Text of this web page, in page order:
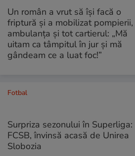
Un român a vrut să își facă o
friptură și a mobilizat pompierii,
ambulanța și tot cartierul: „Mă
uitam ca tâmpitul în jur și mă
gândeam ce a luat foc!”
Fotbal
Surpriza sezonului în Superliga:
FCSB, învinsă acasă de Unirea
Slobozia